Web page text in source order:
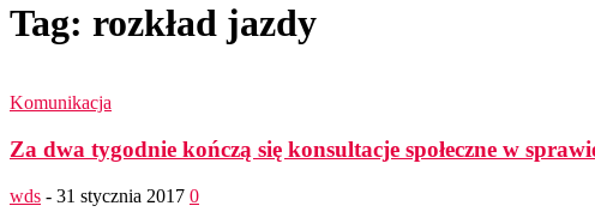
Tag: rozkład jazdy
Komunikacja
Za dwa tygodnie kończą się konsultacje społeczne w
wds - 31 stycznia 2017 0